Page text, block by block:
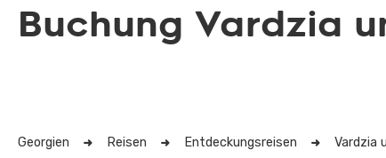
Buchung Vardzia
Georgien Reisen Entdeckungsreisen Vardzia